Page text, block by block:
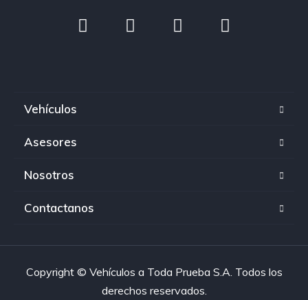
Vehículos
Asesores
Nosotros
Contactanos
Copyright © Vehículos a Toda Prueba S.A. Todos los
derechos reservados.